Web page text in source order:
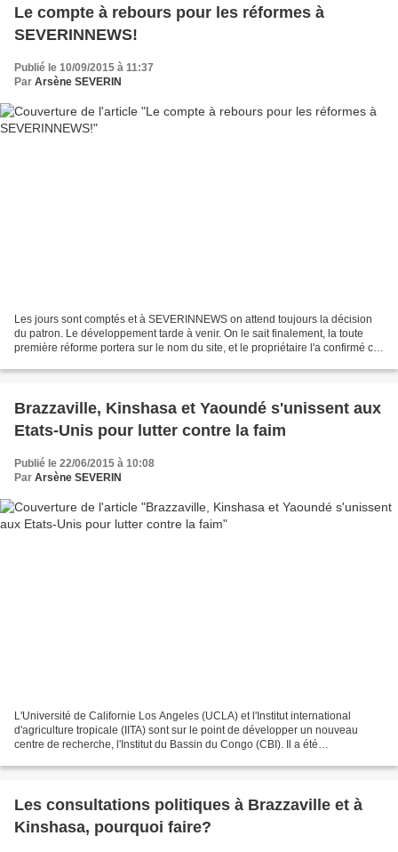
Le compte à rebours pour les réformes à
SEVERINNEWS!
Publié le 10/09/2015 à 11:37
Par Arsène SEVERIN
Les jours sont comptés et à SEVERINNEWS on attend toujours la décision
du patron. Le développement tarde à venir. On le sait finalement, la toute
première réforme portera sur le nom du site, et le propriétaire l'a confirmé ce
Brazzaville, Kinshasa et Yaoundé s'unissent aux
Etats-Unis pour lutter contre la faim
Publié le 22/06/2015 à 10:08
Par Arsène SEVERIN
L'Université de Californie Los Angeles (UCLA) et l'Institut international
d'agriculture tropicale (IITA) sont sur le point de développer un nouveau
centre de recherche, l'Institut du Bassin du Congo (CBI). Il a été
Les consultations politiques à Brazzaville et à
Kinshasa, pourquoi faire?